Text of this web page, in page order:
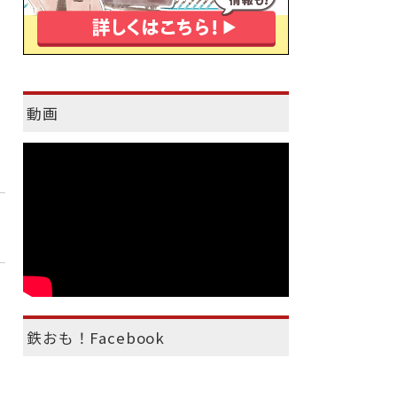
動画
鉄おも！Facebook